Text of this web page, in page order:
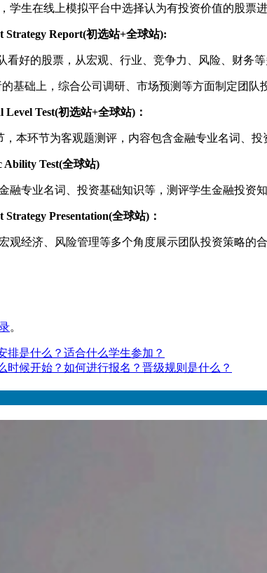
学生在线上模拟平台中选择认为有投资价值的股票
Strategy Report(初选站+全球站):
看好的股票，从宏观、行业、竞争力、风险、财务
基础上，综合公司调研、市场预测等方面制定团队
Test(初选站+全球站)：
，本环节为客观题测评，内容包含金融专业名词、
Test(全球站)
融专业名词、投资基础知识等，测评学生金融投资
Presentation(全球站)：
观经济、风险管理等多个角度展示团队投资策略的
。
排是什么？适合什么学生参加？
时候开始？如何进行报名？晋级规则是什么？